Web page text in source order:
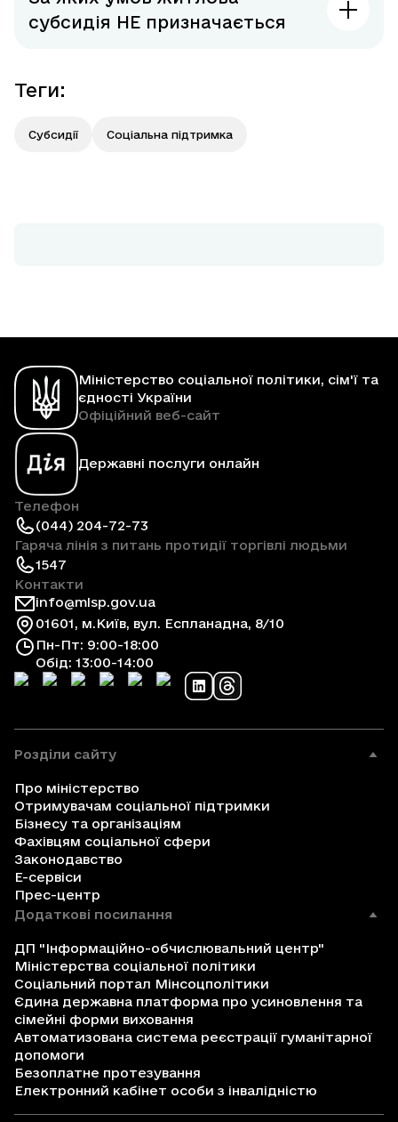
субсидія НЕ призначається
Теги:
Субсидії Соціальна підтримка
Міністерство соціальної політики, сім'ї та
єдності України
Офіційний веб-сайт
Державні послуги онлайн
Телефон
(044) 204-72-73
Гаряча лінія з питань протидії торгівлі людьми
1547
Контакти
info@mlsp.gov.ua
01601, м.Київ, вул. Еспланадна, 8/10
Пн-Пт: 9:00-18:00
Обід: 13:00-14:00
Розділи сайту
Про міністерство
Отримувачам соціальної підтримки
Бізнесу та організаціям
Фахівцям соціальної сфери
Законодавство
Е-сервіси
Прес-центр
Додаткові посилання
ДП "Інформаційно-обчислювальний центр"
Міністерства соціальної політики
Соціальний портал Мінсоцполітики
Єдина державна платформа про усиновлення та
сімейні форми виховання
Автоматизована система реєстрації гуманітарної
допомоги
Безоплатне протезування
Електронний кабінет особи з інвалідністю